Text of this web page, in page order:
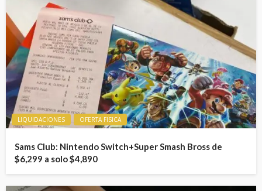
LIQUIDACIONES OFERTA FISICA
Sams Club: Nintendo Switch+Super Smash Bross de
$6,299 a solo $4,890